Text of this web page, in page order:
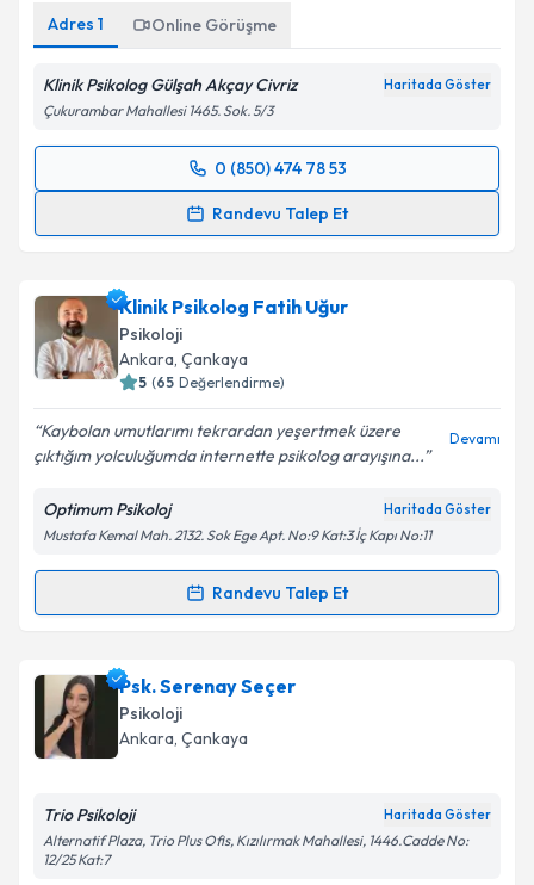
Adres 1 Online Görüşme
Klinik Psikolog Gülşah Akçay Civriz Haritada Göster
Çukurambar Mahallesi 1465. Sok. 5/3
0 (850) 474 78 53
Randevu Talep Et
Randevu Takvimi Talebi
almanız için bir takvim hazırlandığında e-posta ile
bilgilendireceğiz.
E-posta Adresiniz
Metni'ni okudum ve kişisel verilerimin belirtilen
kapsamda işlenmesini kabul ediyorum.
Takvim Talebini Gönder
Klinik Psikolog Fatih Uğur
Psikoloji
Ankara, Çankaya
5 (65 Değerlendirme)
Kaybolan umutlarımı tekrardan yeşertmek üzere
çıktığım yolculuğumda internette psikolog arayışına...
Devamı
Optimum Psikoloj Haritada Göster
Mustafa Kemal Mah. 2132. Sok Ege Apt. No:9 Kat:3 İç Kapı No:11
Randevu Talep Et
Randevu Takvimi Talebi
Klinik Psikolog Fatih Uğuriçin randevu takvimi
talebi oluşturun. Size bu uzmandan randevu almanız
için bir takvim hazırlandığında e-posta ile
bilgilendireceğiz.
Psk. Serenay Seçer
Psikoloji
Ankara, Çankaya
Trio Psikoloji Haritada Göster
Alternatif Plaza, Trio Plus Ofis, Kızılırmak Mahallesi, 1446.Cadde No:
12/25 Kat:7